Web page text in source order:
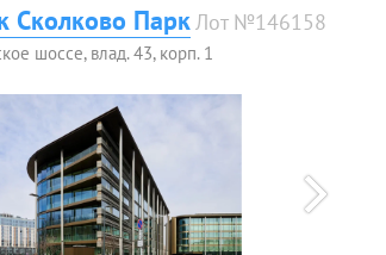
Сколково ПаркЛот №146158
шоссе, влад. 43, корп. 1